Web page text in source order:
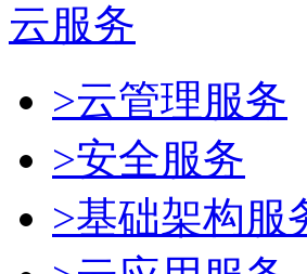
云服务
>云管理服务
>安全服务
>基础架构服